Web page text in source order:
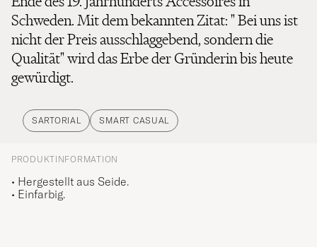
Schweden. Mit dem bekannten Zitat: " Bei uns ist
nicht der Preis ausschlaggebend, sondern die
Qualität" wird das Erbe der Gründerin bis heute
gewürdigt.
SARTORIAL SMART CASUAL
PRODUKTINFORMATION
• Hergestellt aus Seide.
• Einfarbig.